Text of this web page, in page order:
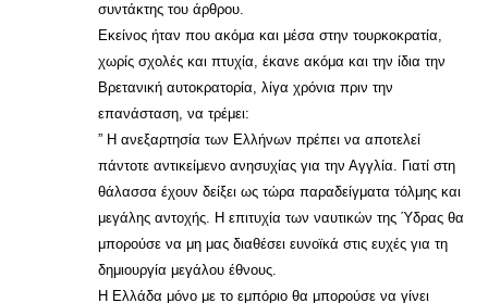
συντάκτης του άρθρου.
Εκείνος ήταν που ακόμα και μέσα στην τουρκοκρατία,
χωρίς σχολές και πτυχία, έκανε ακόμα και την ίδια την
Βρετανική αυτοκρατορία, λίγα χρόνια πριν την
επανάσταση, να τρέμει:
” Η ανεξαρτησία των Ελλήνων πρέπει να αποτελεί
πάντοτε αντικείμενο ανησυχίας για την Αγγλία. Γιατί στη
θάλασσα έχουν δείξει ως τώρα παραδείγματα τόλμης και
μεγάλης αντοχής. Η επιτυχία των ναυτικών της Ύδρας θα
μπορούσε να μη μας διαθέσει ευνοϊκά στις ευχές για τη
δημιουργία μεγάλου έθνους.
Η Ελλάδα μόνο με το εμπόριο θα μπορούσε να γίνει